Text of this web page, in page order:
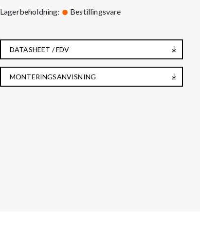
Lagerbeholdning: Bestillingsvare
DATASHEET / FDV
MONTERINGSANVISNING